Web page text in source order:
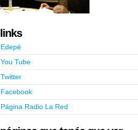
links
Edepé
You Tube
Twitter
Facebook
Página Radio La Red